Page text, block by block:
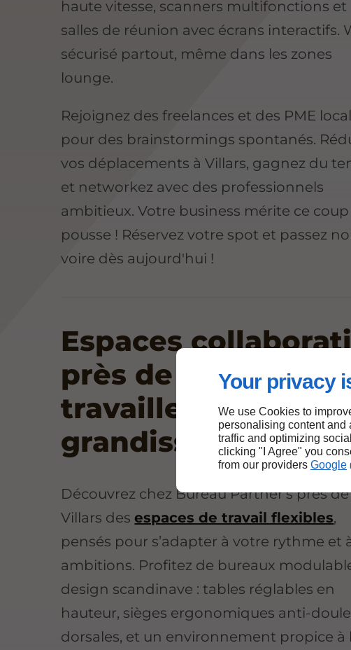
Your privacy
We use Cookies to
personalising content and
traffic and optimizing
clicking "I Agree" you
from our providers Google
haute vitesse, scanners multifonctions et
salles de réunion avec écrans interactifs.
sécurisé partout, même dans les zones
lounge.
Rejoignez des freelances et des PME
pour des brainstormings spontanés.
vos déplacements à Villars, gagnez du
et networkez avec des professionnels
ambitieux. Votre business mérite ce
pousse ! Réservez votre spot et passez
voire dès aujourd'hui !
Espaces
près de Villars :
travaillez smart,
grandissez vite
Découvrez chez Bureau Partner's près de
Villars desespaces de travail flexibles,
pensés pour s’adapter à votre rythme et
ambitions. Profitez de bureaux
design scandinave : tables réglables en
hauteur, sièges ergonomiques anti-
dorsales, et un environnement propice à